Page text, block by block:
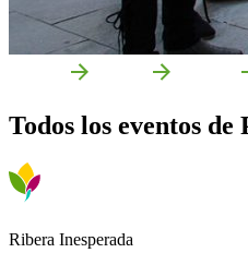
Todos los eventos de
Ribera Inesperada